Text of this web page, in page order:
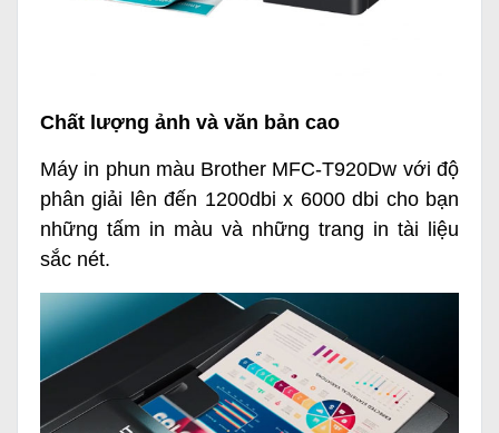
Chất lượng ảnh và văn bản cao
Máy in phun màu Brother MFC-T920Dw với độ
phân giải lên đến 1200dbi x 6000 dbi cho bạn
những tấm in màu và những trang in tài liệu
sắc nét.